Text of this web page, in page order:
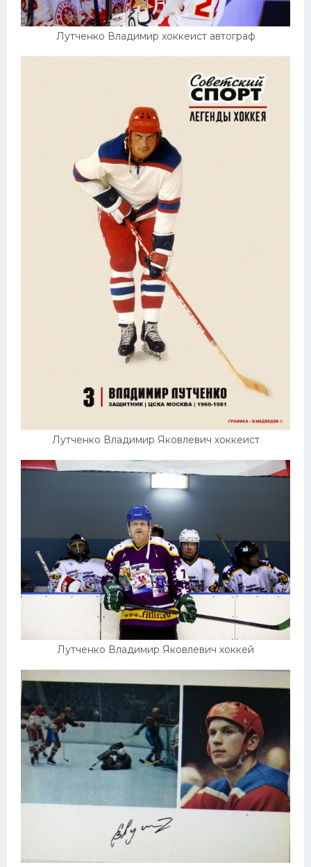
Лутченко Владимир хоккеист автограф
Лутченко Владимир Яковлевич хоккеист
Лутченко Владимир Яковлевич хоккей